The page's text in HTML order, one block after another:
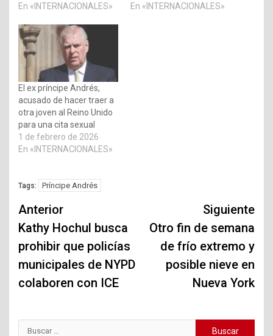
En «INTERNACIONALES»
En «INTERNACIONALES»
El ex príncipe Andrés,
acusado de hacer traer a
otra joven al Reino Unido
para una cita sexual
1 de febrero de 2026
En «INTERNACIONALES»
Tags: Príncipe Andrés
Navegación
de
entradas
Anterior
Kathy Hochul busca
prohibir que policías
municipales de NYPD
colaboren con ICE
Siguiente
Otro fin de semana
de frío extremo y
posible nieve en
Nueva York
Buscar: